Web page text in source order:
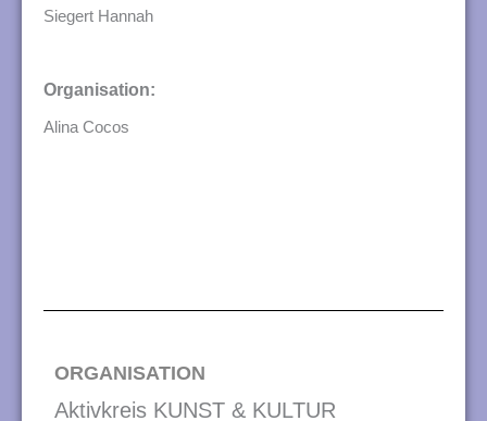
Siegert Hannah
Organisation:
Alina Cocos
ORGANISATION
Aktivkreis KUNST & KULTUR